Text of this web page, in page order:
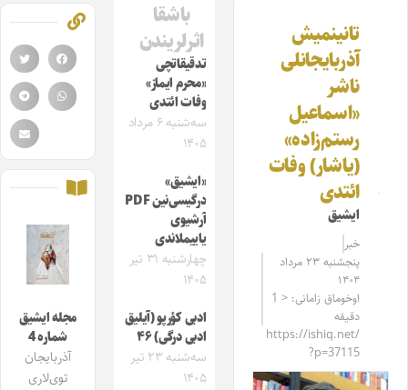
تانینمیش
آذربایجانلی
ناشر
«اسماعیل
رستم‌زاده»
(یاشار) وفات
ائتدی
ایشیق
خبر
پنجشنبه ۲۳ مرداد
۱۴۰۴
اوخوماق زامانی: < 1
دقیقه
https://ishiq.net/
?p=37115
باشقا
اثرلریندن
تدقیقاتچی
«محرم ایماز»
وفات ائتدی
سه‌شنبه ۶ مرداد
۱۴۰۵
«ایشیق»
درگیسی‌نین PDF
آرشیوی
یاییملاندی
چهارشنبه ۳۱ تیر
۱۴۰۵
ادبی کؤرپو (آیلیق
ادبی درگی) ۴۶
سه‌شنبه ۲۳ تیر
۱۴۰۵
مجله ایشیق
شماره 4
آذربایجان
توی‌لاری